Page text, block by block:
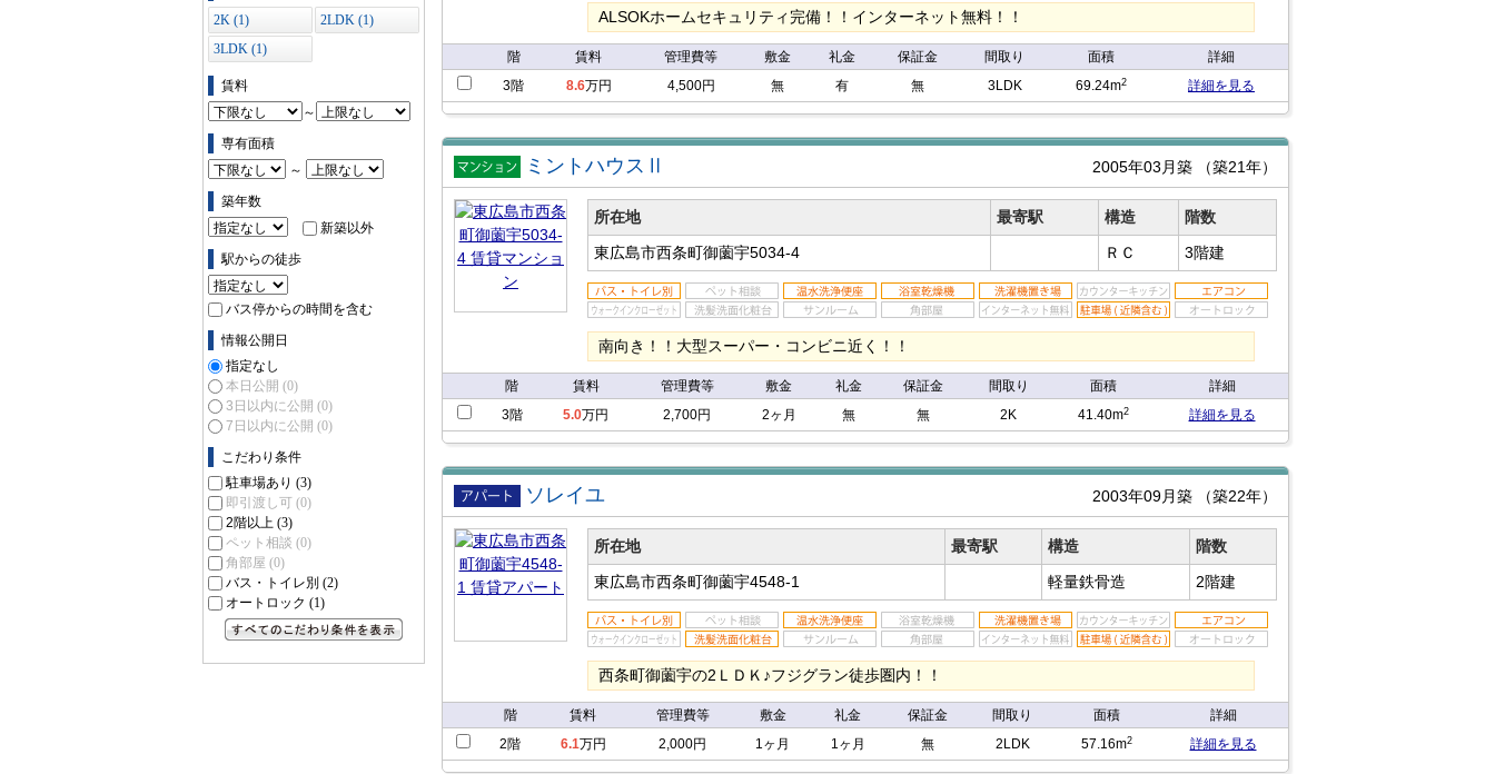
2K (1)
2LDK (1)
3LDK (1)
賃料
～
専有面積
～
築年数
新築以外
駅からの徒歩
バス停からの時間を含む
情報公開日
指定なし
本日公開 (0)
3日以内に公開 (0)
7日以内に公開 (0)
こだわり条件
駐車場あり (3)
即引渡し可 (0)
2階以上 (3)
ペット相談 (0)
角部屋 (0)
バス・トイレ別 (2)
オートロック (1)
ALSOKホームセキュリティ完備！！インターネット無料！！
階 賃料 管理費等 敷金 礼金 保証金 間取り 面積
詳細
3階
8.6万円 4,500円 無 有 無 3LDK 69.24m2 詳細を見る
賃貸マン
ション
ミントハウスⅡ 2005年03月築 （築21年）
所在地 最寄駅 構造
階数
東広島市西条町御薗宇5034-4
ＲＣ 3階建
南向き！！大型スーパー・コンビニ近く！！
階 賃料 管理費等 敷金 礼金 保証金 間取り 面積
詳細
3階
5.0万円 2,700円 2ヶ月 無 無 2K 41.40m2 詳細を見る
賃貸アパ
ート
ソレイユ 2003年09月築 （築22年）
所在地 最寄駅 構造
階数
東広島市西条町御薗宇4548-1
軽量鉄骨造 2階建
西条町御薗宇の2ＬＤＫ♪フジグラン徒歩圏内！！
階 賃料 管理費等 敷金 礼金 保証金 間取り 面積
詳細
2階
6.1万円 2,000円 1ヶ月 1ヶ月 無 2LDK 57.16m2 詳細を見る